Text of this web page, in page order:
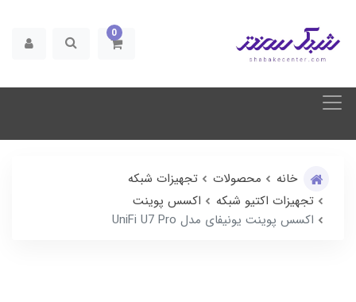
0
خانه محصولات
تجهیزات شبکه
تجهیزات اکتیو شبکه
اکسس پوینت
اکسس پوینت یونیفای مدل UniFi U7 Pro